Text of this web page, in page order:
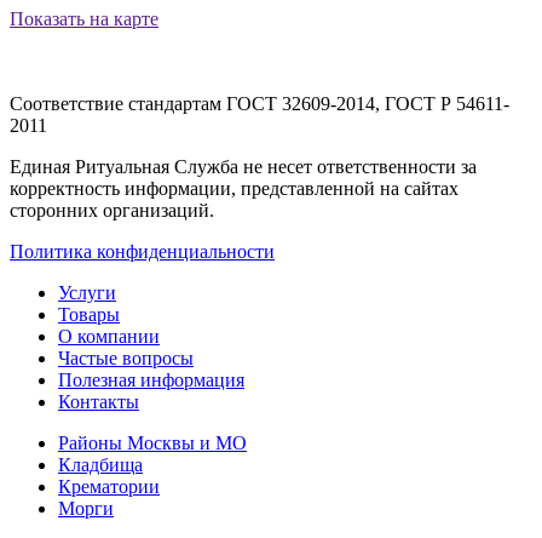
Показать на карте
Соответствие стандартам ГОСТ 32609-2014, ГОСТ Р 54611-
2011
Единая Ритуальная Служба не несет ответственности за
корректность информации, представленной на сайтах
сторонних организаций.
Политика конфиденциальности
Услуги
Товары
О компании
Частые вопросы
Полезная информация
Контакты
Районы Москвы и МО
Кладбища
Крематории
Морги